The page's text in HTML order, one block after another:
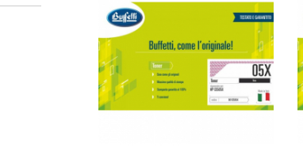
preferiti
confronto